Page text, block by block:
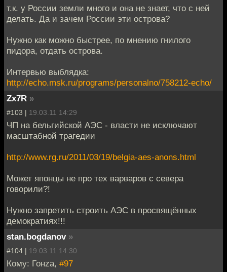
т.к. у России земли много и она не знает, что с ней
делать. Да и зачем России эти острова?
Нужно как можно быстрее, по мнению гнилого
пидора, отдать острова.
Интервью выблядка:
http://echo.msk.ru/programs/personalno/758212-echo/
Zx7R »
#103 | 19.03.11 14:29
ЧП на бельгийской АЭС - власти не исключают
масштабной трагедии
http://www.rg.ru/2011/03/19/belgia-aes-anons.html
Может японцы не про тех варваров с севера
говорили?!
Нужно запретить строить АЭС в просвящённых
демократиях!!!
stan.bogdanov »
#104 | 19.03.11 14:30
Кому: Гонzа, #97